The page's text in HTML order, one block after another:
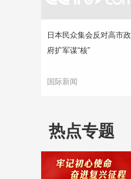
日本民众集会反对高市政
府扩军谋“核”
国际新闻
热点专题